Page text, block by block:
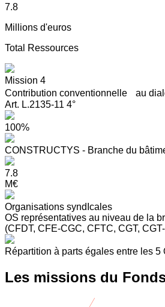
7.8
Millions d'euros
Total Ressources
Mission 4
Contribution conventionnelle au
Art. L.2135-11 4°
100%
CONSTRUCTYS - Branche du
7.8
M€
Organisations syndIcales
OS représentatives au niveau de la
(CFDT, CFE-CGC, CFTC, CGT,
Répartition à parts égales entre les 5
Les missions du